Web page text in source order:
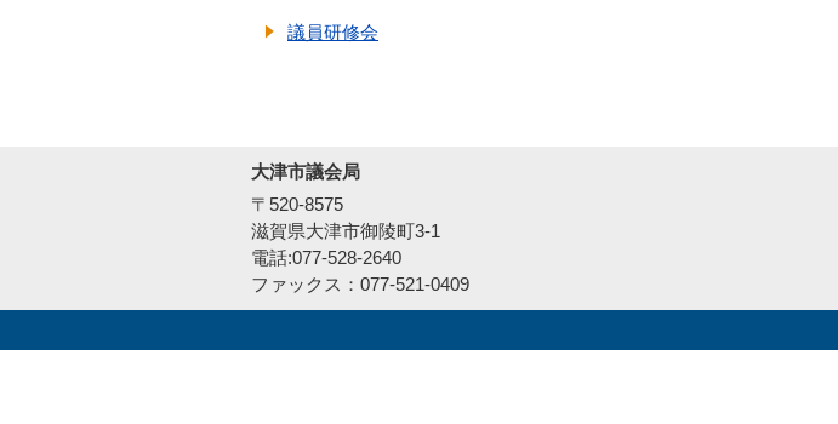
議員研修会
大津市議会局
〒520-8575
滋賀県大津市御陵町3-1
電話:077-528-2640
ファックス：077-521-0409